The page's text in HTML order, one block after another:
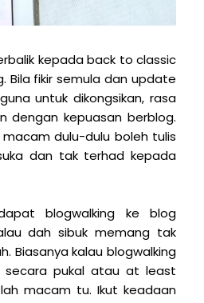
kepada back to classic
Bila fikir semula dan update
untuk dikongsikan, rasa
dengan kepuasan berblog.
dulu-dulu boleh tulis
dan tak terhad kepada
blogwalking ke blog
dah sibuk memang tak
Biasanya kalau blogwalking
secara pukal atau at least
macam tu. Ikut keadaan